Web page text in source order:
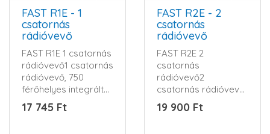
FAST R1E - 1
csatornás
rádióvevő
FAST R1E 1 csatornás
rádióvevő1 csatornás
rádióvevő, 750
férőhelyes integrált
memóriával, nyitott k..
17 745 Ft
FAST R2E - 2
csatornás
rádióvevő
FAST R2E 2
csatornás
rádióvevő2
csatornás rádióvevő.
Az összes 433-
434Mhz-es LIFE
19 900 Ft